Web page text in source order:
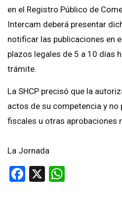
en el Registro Público de
Intercam deberá presentar
notificar las publicaciones en
plazos legales de 5 a 10 días
trámite.
La SHCP precisó que la
actos de su competencia y
fiscales u otras aprobaciones
La Jornada
Facebook
X